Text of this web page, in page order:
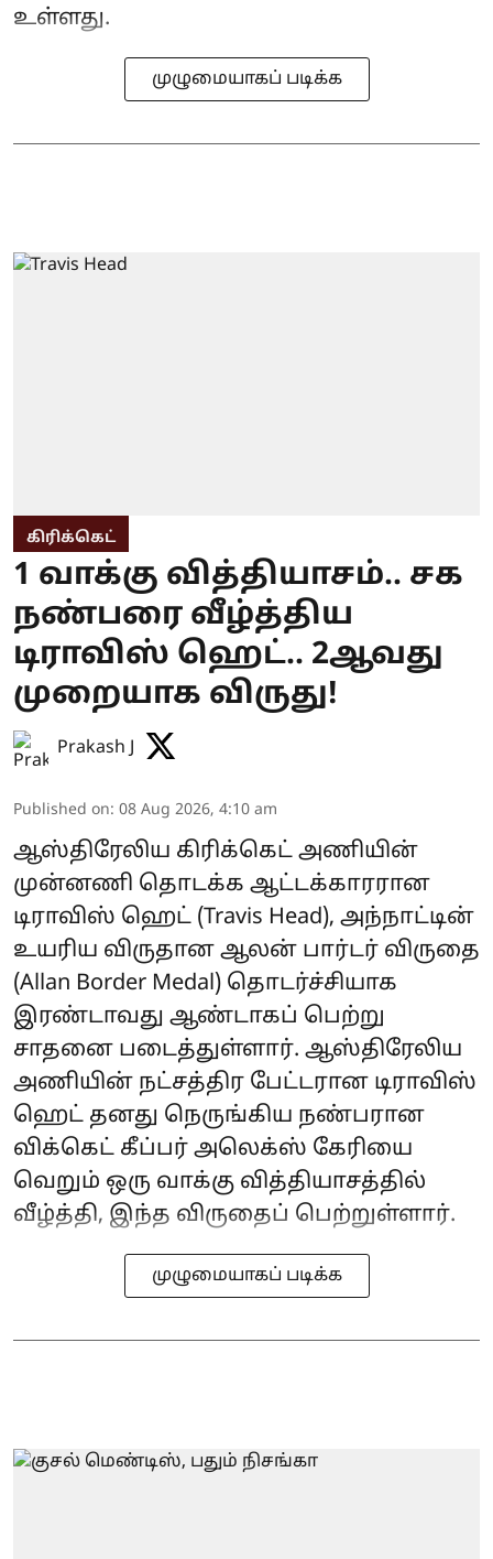
உள்ளது.
முழுமையாகப் படிக்க
கிரிக்கெட்
1 வாக்கு வித்தியாசம்.. சக
நண்பரை வீழ்த்திய
டிராவிஸ் ஹெட்.. 2ஆவது
முறையாக விருது!
Prakash J
Published on: 08 Aug 2026, 4:10 am
ஆஸ்திரேலிய கிரிக்கெட் அணியின்
முன்னணி தொடக்க ஆட்டக்காரரான
டிராவிஸ் ஹெட் (Travis Head), அந்நாட்டின்
உயரிய விருதான ஆலன் பார்டர் விருதை
(Allan Border Medal) தொடர்ச்சியாக
இரண்டாவது ஆண்டாகப் பெற்று
சாதனை படைத்துள்ளார். ஆஸ்திரேலிய
அணியின் நட்சத்திர பேட்டரான டிராவிஸ்
ஹெட் தனது நெருங்கிய நண்பரான
விக்கெட் கீப்பர் அலெக்ஸ் கேரியை
வெறும் ஒரு வாக்கு வித்தியாசத்தில்
வீழ்த்தி, இந்த விருதைப் பெற்றுள்ளார்.
முழுமையாகப் படிக்க